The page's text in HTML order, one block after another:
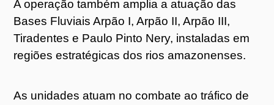
A operação também amplia a atuação das
Bases Fluviais Arpão I, Arpão II, Arpão III,
Tiradentes e Paulo Pinto Nery, instaladas em
regiões estratégicas dos rios amazonenses.
As unidades atuam no combate ao tráfico de